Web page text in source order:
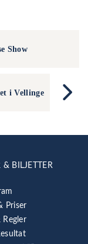
Show
i Vellinge
& BILJETTER
Priser
Regler